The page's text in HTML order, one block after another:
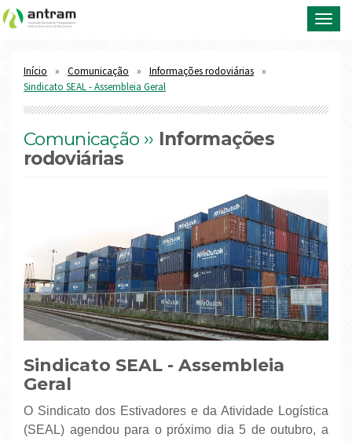
Início Comunicação
Informações rodoviárias
Sindicato SEAL - Assembleia Geral
Comunicação ›› Informações
rodoviárias
Sindicato SEAL - Assembleia
Geral
O Sindicato dos Estivadores e da Atividade Logística
(SEAL) agendou para o próximo dia 5 de outubro, a